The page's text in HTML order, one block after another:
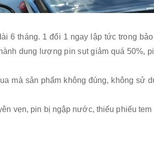
6 tháng. 1 đổi 1 ngay lập tức trong
dung lượng pin sụt giảm quá 50%,
mà sản phẩm không đúng, không sử
vẹn, pin bị ngập nước, thiếu phiếu tem